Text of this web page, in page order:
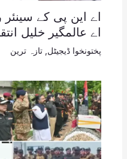
اے این پی کے
اے عالمگیر خلیل
پختونخوا ڈیجیٹل تازہ ترین